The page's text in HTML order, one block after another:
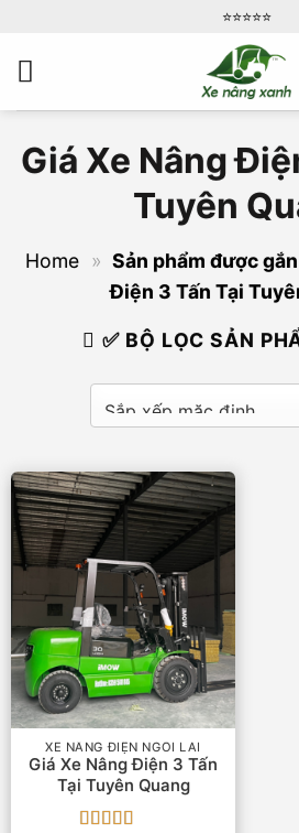
nội
dung
⭐️⭐️⭐️⭐️⭐️
Giá Xe Nâng
Tuyên
Home » Sản phẩm được
Điện 3 Tấn Tại
✅ BỘ LỌC SẢN
XE NÂNG ĐIỆN NGỒI LÁI
Giá Xe Nâng Điện 3 Tấn
Tại Tuyên Quang